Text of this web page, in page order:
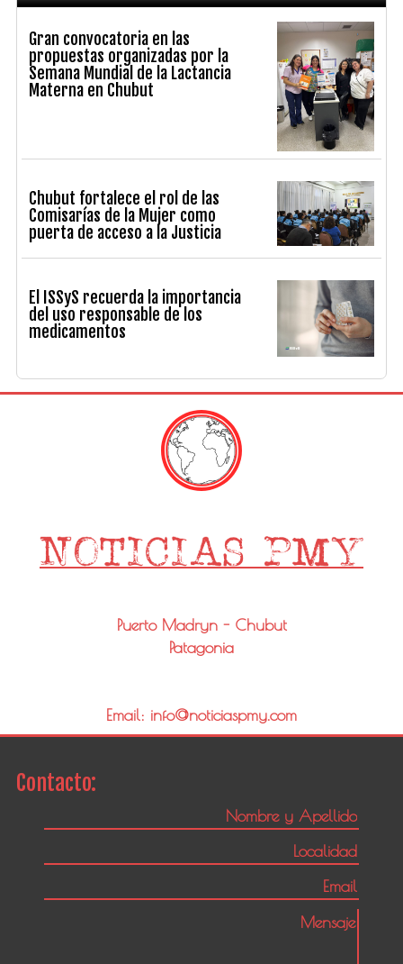
Gran convocatoria en las
propuestas organizadas por la
Semana Mundial de la Lactancia
Materna en Chubut
Chubut fortalece el rol de las
Comisarías de la Mujer como
puerta de acceso a la Justicia
El ISSyS recuerda la importancia
del uso responsable de los
medicamentos
Puerto Madryn - Chubut
Patagonia
Email: info@noticiaspmy.com
Contacto: